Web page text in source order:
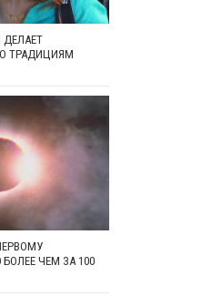
ТРАДИЦИЯМ
ЧЕМ ЗА 100